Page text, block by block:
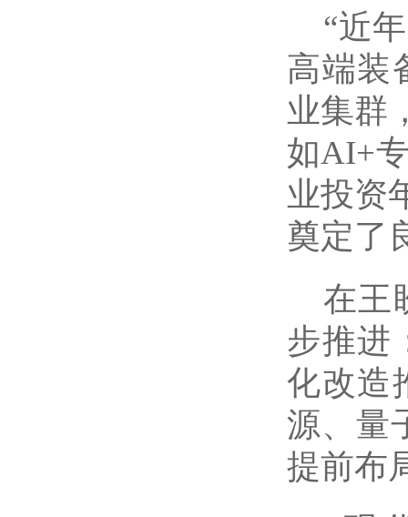
“近
高端装
业集群
如AI+
业投资
奠定了
在王
步推进
化改造
源、量
提前布